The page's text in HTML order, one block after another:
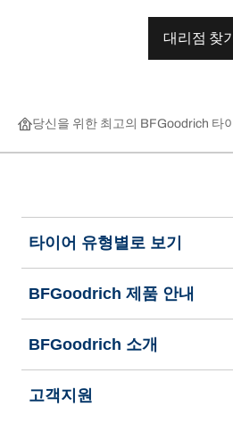
대리점 찾기
당신을 위한 최고의 BFGoodrich 타
타이어 유형별로 보기
BFGoodrich 제품 안내
BFGoodrich 소개
고객지원